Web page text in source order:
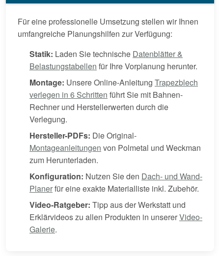
Für eine professionelle Umsetzung stellen wir Ihnen
umfangreiche Planungshilfen zur Verfügung:
Statik: Laden Sie technische Datenblätter &
Belastungstabellen für Ihre Vorplanung herunter.
Montage: Unsere Online-Anleitung Trapezblech
verlegen in 6 Schritten führt Sie mit Bahnen-
Rechner und Herstellerwerten durch die
Verlegung.
Hersteller-PDFs: Die Original-
Montageanleitungen von Polmetal und Weckman
zum Herunterladen.
Konfiguration: Nutzen Sie den Dach- und Wand-
Planerfür eine exakte Materialliste inkl. Zubehör.
Video-Ratgeber: Tipp aus der Werkstatt und
Erklärvideos zu allen Produkten in unsererVideo-
Galerie.